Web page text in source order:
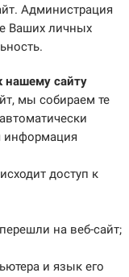
Администрация
Ваших личных
нашему сайту
мы собираем те
информация
доступ к
на веб-сайт;
и язык его